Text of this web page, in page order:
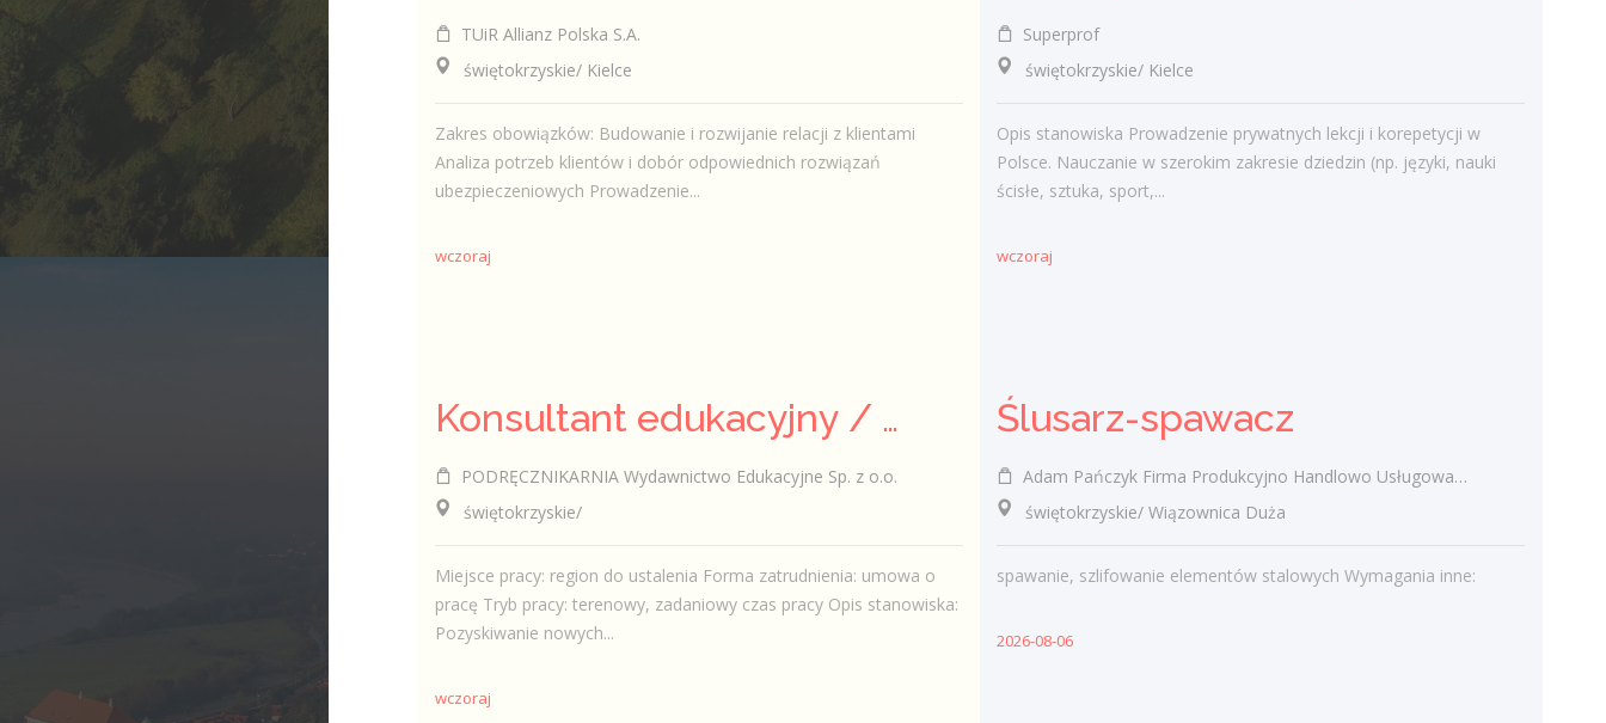
Obcokrajowcy w
świętokrzyskim
admin-
województwie świętokrzyskim
TUiR Allianz Polska S.A.
świętokrzyskie/ Kielce
Zakres obowiązków: Budowanie i rozwijanie relacji z klientami
Analiza potrzeb klientów i dobór odpowiednich rozwiązań
ubezpieczeniowych Prowadzenie...
wczoraj
Superprof
świętokrzyskie/ Kielce
Opis stanowiska Prowadzenie prywatnych lekcji i korepetycji w
Polsce. Nauczanie w szerokim zakresie dziedzin (np. języki, nauki
ścisłe, sztuka, sport,...
wczoraj
Konsultant edukacyjny / Konsultantka edukacyjna
PODRĘCZNIKARNIA Wydawnictwo Edukacyjne Sp. z o.o.
świętokrzyskie/
Miejsce pracy: region do ustalenia Forma zatrudnienia: umowa o
pracę Tryb pracy: terenowy, zadaniowy czas pracy Opis stanowiska:
Pozyskiwanie nowych...
wczoraj
Ślusarz-spawacz
Adam Pańczyk Firma Produkcyjno Handlowo Usługowa "KONRAD" Wiązownica Duża
świętokrzyskie/ Wiązownica Duża
spawanie, szlifowanie elementów stalowych Wymagania inne:
2026-08-06